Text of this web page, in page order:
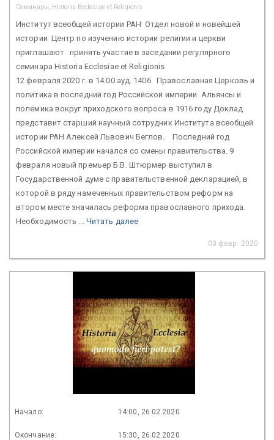
Семинары, Historia Ecclesiae et Religionis
Институт всеобщей истории РАН Отдел новой и новейшей
истории Центр по изучению истории религии и церкви
приглашают принять участие в заседании регулярного
семинара Historia Ecclesiae et Religionis
12 февраля 2020 г. в 14.00 ауд. 1406 Православная Церковь и
политика в последний год Российской империи. Альянсы и
полемика вокруг приходского вопроса в 1916 году Доклад
представит старший научный сотрудник Института всеобщей
истории РАН Алексей Львович Беглов. Последний год
Российской империи начался со смены правительства. 9
февраля новый премьер Б.В. Штюрмер выступил в
Государственной думе с правительственной декларацией, в
которой в ряду намеченных правительством реформ на
втором месте значилась реформа православного прихода.
Необходимость ... Читать далее
03 февр. 2020
Начало: 14:00, 26.02.2020
Окончание: 15:30, 26.02.2020